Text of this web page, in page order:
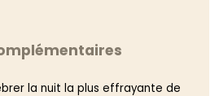
la nuit la plus effrayante de